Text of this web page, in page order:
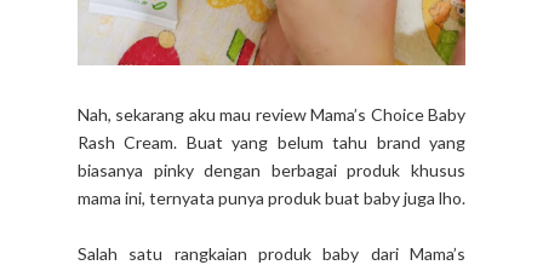
Nah, sekarang aku mau review Mama’s Choice Baby
Rash Cream. Buat yang belum tahu brand yang
biasanya pinky dengan berbagai produk khusus
mama ini, ternyata punya produk buat baby juga lho.
Salah satu rangkaian produk baby dari Mama’s